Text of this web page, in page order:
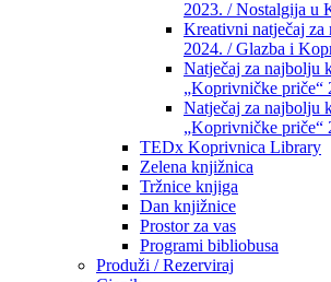
2023. / Nostalgija u
Kreativni natječaj
2024. / Glazba i
Natječaj za najbolju
„Koprivničke priče“
Natječaj za najbolju
„Koprivničke priče“
TEDx Koprivnica Library
Zelena knjižnica
Tržnice knjiga
Dan knjižnice
Prostor za vas
Programi bibliobusa
Produži / Rezerviraj